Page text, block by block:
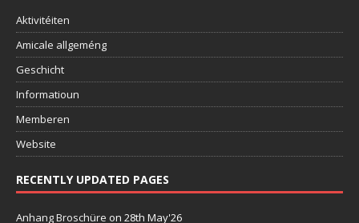
Aktivitéiten
Amicale allgeméng
Geschicht
Informatioun
Memberen
Website
RECENTLY UPDATED PAGES
Anhang Broschüre on 28th May'26